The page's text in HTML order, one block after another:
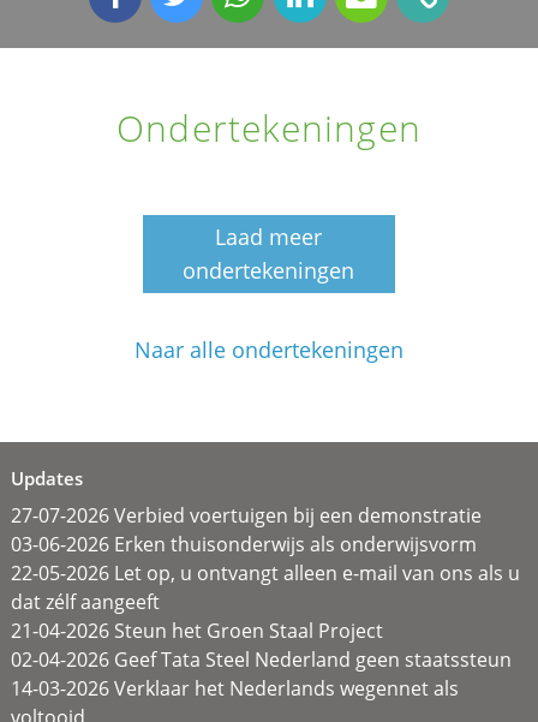
Ondertekeningen
Laad meer
ondertekeningen
Naar alle ondertekeningen
Updates
27-07-2026 Verbied voertuigen bij een demonstratie
03-06-2026 Erken thuisonderwijs als onderwijsvorm
22-05-2026 Let op, u ontvangt alleen e-mail van ons als u
dat zélf aangeeft
21-04-2026 Steun het Groen Staal Project
02-04-2026 Geef Tata Steel Nederland geen staatssteun
14-03-2026 Verklaar het Nederlands wegennet als